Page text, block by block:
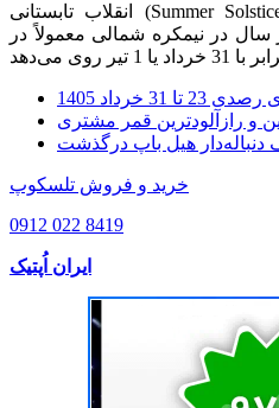
انقلاب تابستانی (Summer Solstice) یکی از مهم‌ترین رویدادهای
در نیمکره شمالی معمولاً در
تا 31 خرداد 1405
و رازآلودترین قمر مشتری
دنباله‌دار هیل باپ درگذشت
خرید و فروش تلسکوپ
0912 022 8419
ایران اُپتیک